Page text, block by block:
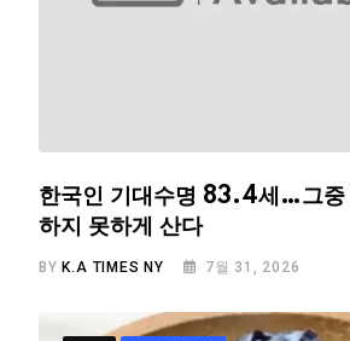
한국인 기대수명 83.4세…그중
하지 못하게 산다
BY K.A TIMES NY 7월 31, 2026